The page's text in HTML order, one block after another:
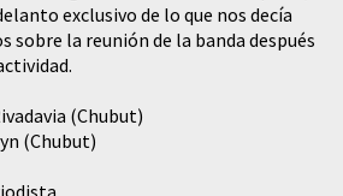
exclusivo de lo que nos decía
sobre la reunión de la banda después
(Chubut)
(Chubut)